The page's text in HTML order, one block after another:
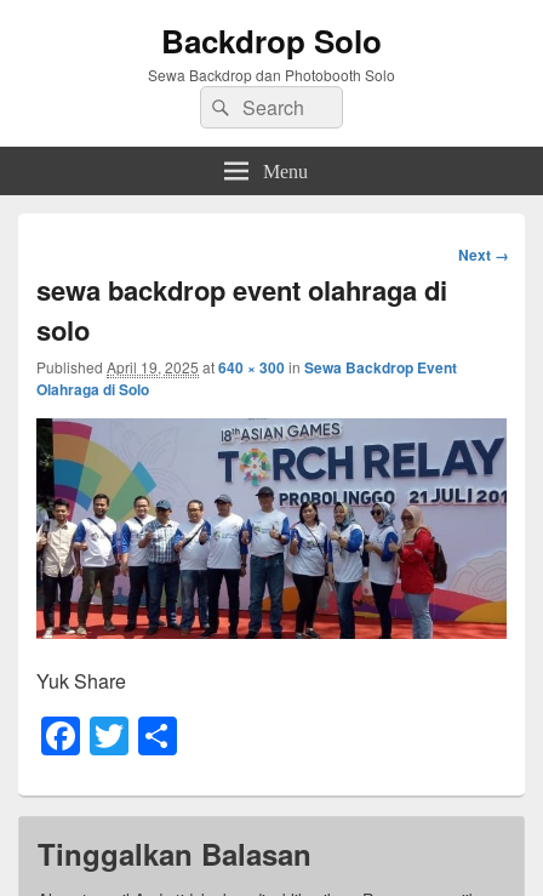
Backdrop Solo
Sewa Backdrop dan Photobooth Solo
Search
for:
Search
Menu
Image
Next →
sewa backdrop event olahraga di
solo
Published April 19, 2025 at640 × 300in Sewa Backdrop Event
Olahraga di Solo
Yuk Share
F
a
c
e
T
wi
tt
er
ar
e
Tinggalkan Balasan